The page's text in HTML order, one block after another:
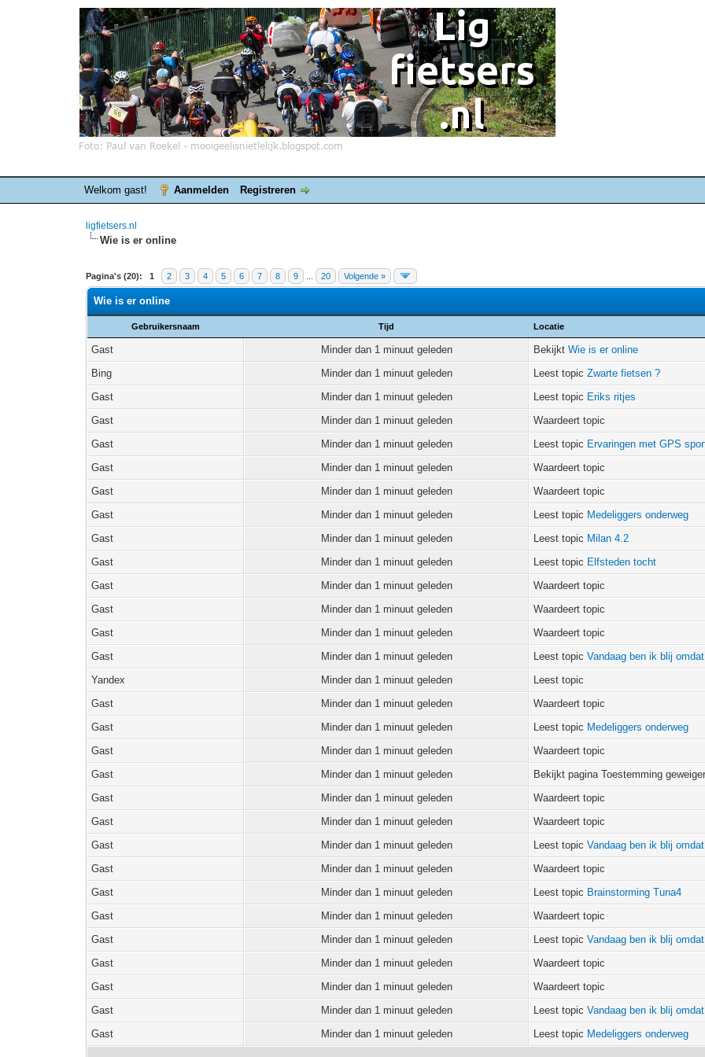
Welkom gast! Aanmelden Registreren
ligfietsers.nl
Wie is er online
Pagina's (20): 1 2 3 4 5 6 7 8 9 20 Volgende »
Wie is er online
Gebruikersnaam Tijd Locatie
Gast Minder dan 1 minuut geleden BekijktWie is er online
Bing
Minder dan 1 minuut geleden Leest topicZwarte fietsen ?
Gast
Minder dan 1 minuut geleden Leest topic Eriks ritjes
Gast
Minder dan 1 minuut geleden
Waardeert topic
Gast
Minder dan 1 minuut geleden Leest topic Ervaringen met GPS
Gast
Minder dan 1 minuut geleden
Waardeert topic
Gast
Minder dan 1 minuut geleden
Waardeert topic
Gast
Minder dan 1 minuut geleden Leest topic Medeliggers onderweg
Gast
Minder dan 1 minuut geleden Leest topic Milan 4.2
Gast
Minder dan 1 minuut geleden Leest topic Elfsteden tocht
Gast
Minder dan 1 minuut geleden
Waardeert topic
Gast
Minder dan 1 minuut geleden
Waardeert topic
Gast
Minder dan 1 minuut geleden
Waardeert topic
Gast
Minder dan 1 minuut geleden Leest topicVandaag ben ik blij
Yandex
Minder dan 1 minuut geleden
Leest topic
Gast
Minder dan 1 minuut geleden
Waardeert topic
Gast
Minder dan 1 minuut geleden Leest topic Medeliggers onderweg
Gast
Minder dan 1 minuut geleden
Waardeert topic
Gast
Minder dan 1 minuut geleden
Bekijkt pagina Toestemming
Gast
Minder dan 1 minuut geleden
Waardeert topic
Gast
Minder dan 1 minuut geleden
Waardeert topic
Gast
Minder dan 1 minuut geleden Leest topicVandaag ben ik blij
Gast
Minder dan 1 minuut geleden
Waardeert topic
Gast
Minder dan 1 minuut geleden Leest topic Brainstorming Tuna4
Gast
Minder dan 1 minuut geleden
Waardeert topic
Gast
Minder dan 1 minuut geleden Leest topicVandaag ben ik blij
Gast
Minder dan 1 minuut geleden
Waardeert topic
Gast
Minder dan 1 minuut geleden
Waardeert topic
Gast
Minder dan 1 minuut geleden Leest topicVandaag ben ik blij
Gast
Minder dan 1 minuut geleden Leest topic Medeliggers onderweg